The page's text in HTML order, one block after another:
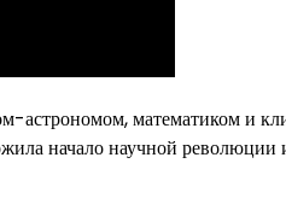
астрономом, математиком и
начало научной революции